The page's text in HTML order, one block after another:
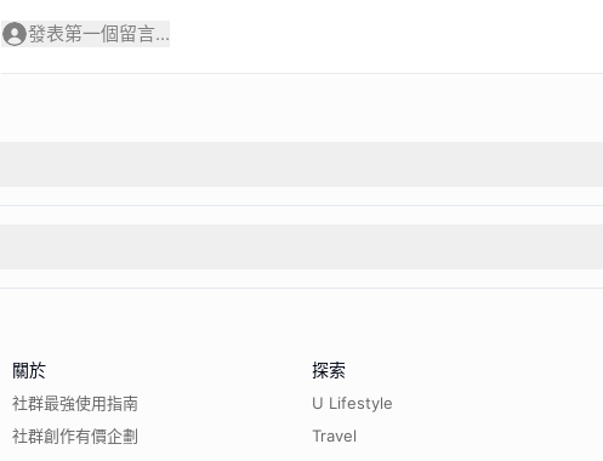
發表第一個留言...
關於
社群最強使用指南
社群創作有價企劃
探索
U Lifestyle
Travel